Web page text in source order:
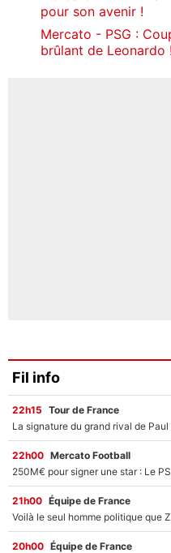
pour son avenir !
Mercato - PSG :
brûlant de Leonardo !
Fil info
22h15 Tour de France
22h00 Mercato Football
21h00 Équipe de France
20h00 Équipe de France